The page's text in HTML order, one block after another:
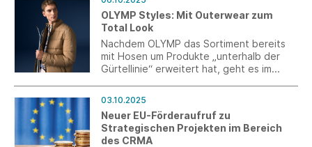
OLYMP Styles: Mit Outerwear zum
Total Look
Nachdem OLYMP das Sortiment bereits
mit Hosen um Produkte „unterhalb der
Gürtellinie“ erweitert hat, geht es im
entwickelt sich der Hemdenanbieter
immer mehr zur Lifestyle-Modemarke.
03.10.2025
Neuer EU-Förderaufruf zu
Strategischen Projekten im Bereich
des CRMA